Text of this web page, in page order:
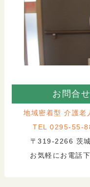
お問合
地域密着型 介護老
TEL 0295-55-
〒319-2266 茨
お気軽にお電話